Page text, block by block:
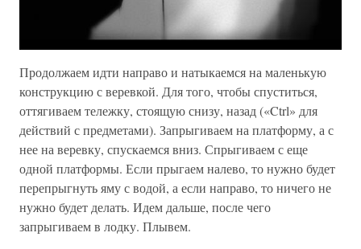
Продолжаем идти направо и натыкаемся на маленькую
конструкцию с веревкой. Для того, чтобы спуститься,
оттягиваем тележку, стоящую снизу, назад («Ctrl» для
действий с предметами). Запрыгиваем на платформу, а с
нее на веревку, спускаемся вниз. Спрыгиваем с еще
одной платформы. Если прыгаем налево, то нужно будет
перепрыгнуть яму с водой, а если направо, то ничего не
нужно будет делать. Идем дальше, после чего
запрыгиваем в лодку. Плывем.